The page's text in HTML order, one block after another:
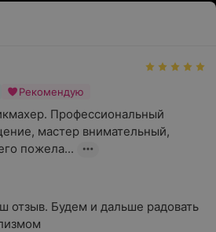
Рекомендую
Профессиональный
мастер внимательный,
пожела...
отзыв. Будем и дальше радовать